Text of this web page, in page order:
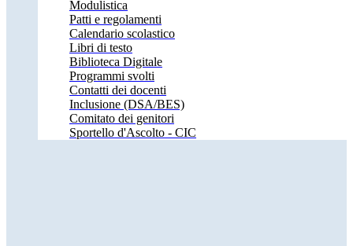
Modulistica
Patti e regolamenti
Calendario scolastico
Libri di testo
Biblioteca Digitale
Programmi svolti
Contatti dei docenti
Inclusione (DSA/BES)
Comitato dei genitori
Sportello d'Ascolto - CIC